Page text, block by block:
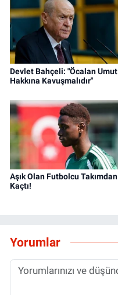
Devlet Bahçeli: "Öcalan Umut
Hakkına Kavuşmalıdır"
Aşık Olan Futbolcu Takımdan
Kaçtı!
Yorumlar